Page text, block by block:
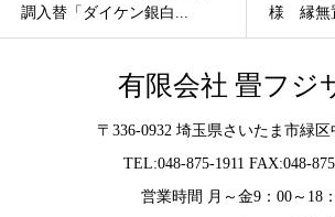
調入替「ダイケン銀白...
様 縁無
有限会社 畳フジ
〒336-0932 埼玉県さいたま市緑区
TEL:048-875-1911 FAX:048-
営業時間 月～金9：00～18